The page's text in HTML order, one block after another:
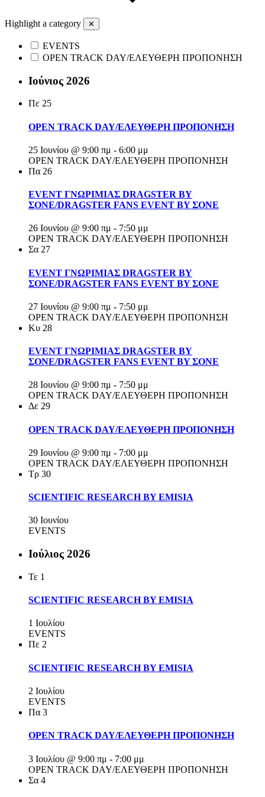
Highlight a category ✕
EVENTS
OPEN TRACK DAY/ΕΛΕΥΘΕΡΗ ΠΡΟΠΟΝΗΣΗ
Ιούνιος 2026
Πε 25
OPEN TRACK DAY/ΕΛΕΥΘΕΡΗ ΠΡΟΠΟΝΗΣΗ
25 Ιουνίου @ 9:00 πμ - 6:00 μμ
OPEN TRACK DAY/ΕΛΕΥΘΕΡΗ ΠΡΟΠΟΝΗΣΗ
Πα 26
EVENT ΓΝΩΡΙΜΙΑΣ DRAGSTER BY
ΣΟΝΕ/DRAGSTER FANS EVENT BY ΣΟΝΕ
26 Ιουνίου @ 9:00 πμ - 7:50 μμ
OPEN TRACK DAY/ΕΛΕΥΘΕΡΗ ΠΡΟΠΟΝΗΣΗ
Σα 27
EVENT ΓΝΩΡΙΜΙΑΣ DRAGSTER BY
ΣΟΝΕ/DRAGSTER FANS EVENT BY ΣΟΝΕ
27 Ιουνίου @ 9:00 πμ - 7:50 μμ
OPEN TRACK DAY/ΕΛΕΥΘΕΡΗ ΠΡΟΠΟΝΗΣΗ
Κυ 28
EVENT ΓΝΩΡΙΜΙΑΣ DRAGSTER BY
ΣΟΝΕ/DRAGSTER FANS EVENT BY ΣΟΝΕ
28 Ιουνίου @ 9:00 πμ - 7:50 μμ
OPEN TRACK DAY/ΕΛΕΥΘΕΡΗ ΠΡΟΠΟΝΗΣΗ
Δε 29
OPEN TRACK DAY/ΕΛΕΥΘΕΡΗ ΠΡΟΠΟΝΗΣΗ
29 Ιουνίου @ 9:00 πμ - 7:00 μμ
OPEN TRACK DAY/ΕΛΕΥΘΕΡΗ ΠΡΟΠΟΝΗΣΗ
Τρ 30
SCIENTIFIC RESEARCH BY EMISIA
30 Ιουνίου
EVENTS
Ιούλιος 2026
Τε 1
SCIENTIFIC RESEARCH BY EMISIA
1 Ιουλίου
EVENTS
Πε 2
SCIENTIFIC RESEARCH BY EMISIA
2 Ιουλίου
EVENTS
Πα 3
OPEN TRACK DAY/ΕΛΕΥΘΕΡΗ ΠΡΟΠΟΝΗΣΗ
3 Ιουλίου @ 9:00 πμ - 7:00 μμ
OPEN TRACK DAY/ΕΛΕΥΘΕΡΗ ΠΡΟΠΟΝΗΣΗ
Σα 4